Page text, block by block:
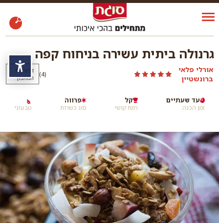
גרנולה ביתית עשירה בניחוח קפה
אורלי פלאי
ברונשטיין
(4
)
דרגו את
המתכון
זמן הכנה
עד שעתיים
רמת קושי
קל
סוג כשרות
פרווה
טבעוני